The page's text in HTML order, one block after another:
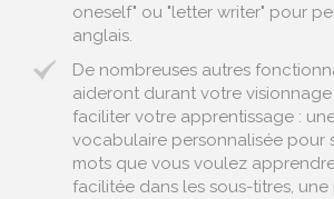
oneself" ou "letter writer" pour
anglais.
De nombreuses autres
aideront durant votre
faciliter votre apprentissage :
vocabulaire personnalisée pour
mots que vous voulez
facilitée dans les sous-titres,